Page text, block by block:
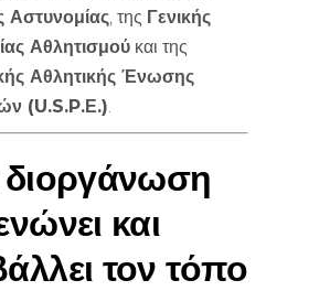
Αστυνομίας, της Γενικής
Αθλητισμού και της
Αθλητικής Ένωσης
(U.S.P.Ε.).
και
τον τόπο